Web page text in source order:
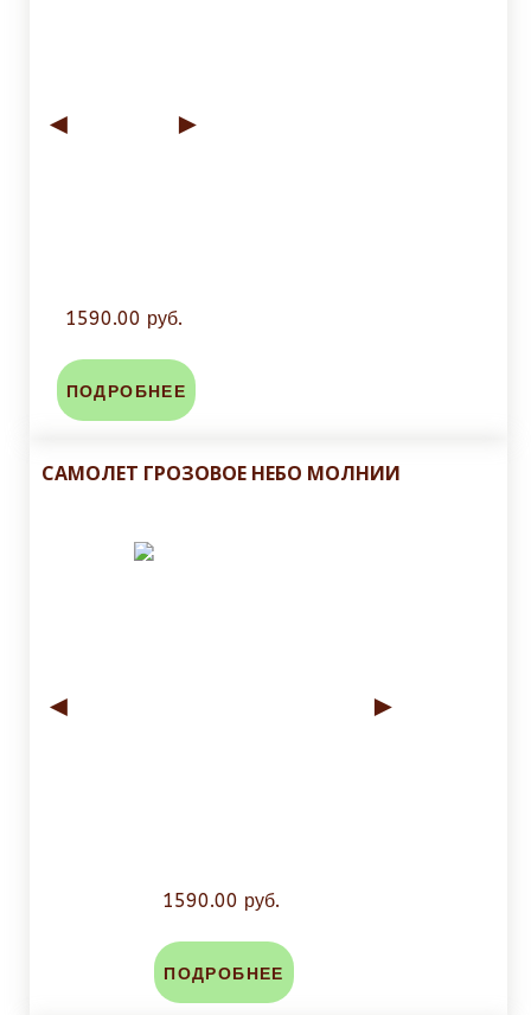
◄ ►
1590.00 руб.
ПОДРОБНЕЕ
САМОЛЕТ ГРОЗОВОЕ НЕБО МОЛНИИ
◄ ►
1590.00 руб.
ПОДРОБНЕЕ